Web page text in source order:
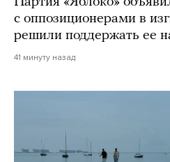
с оппозиционерами в
решили поддержать ее
41 минуту назад